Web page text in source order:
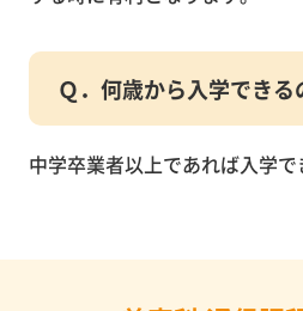
Ｑ．何歳から入学できる
中学卒業者以上であれば入学で